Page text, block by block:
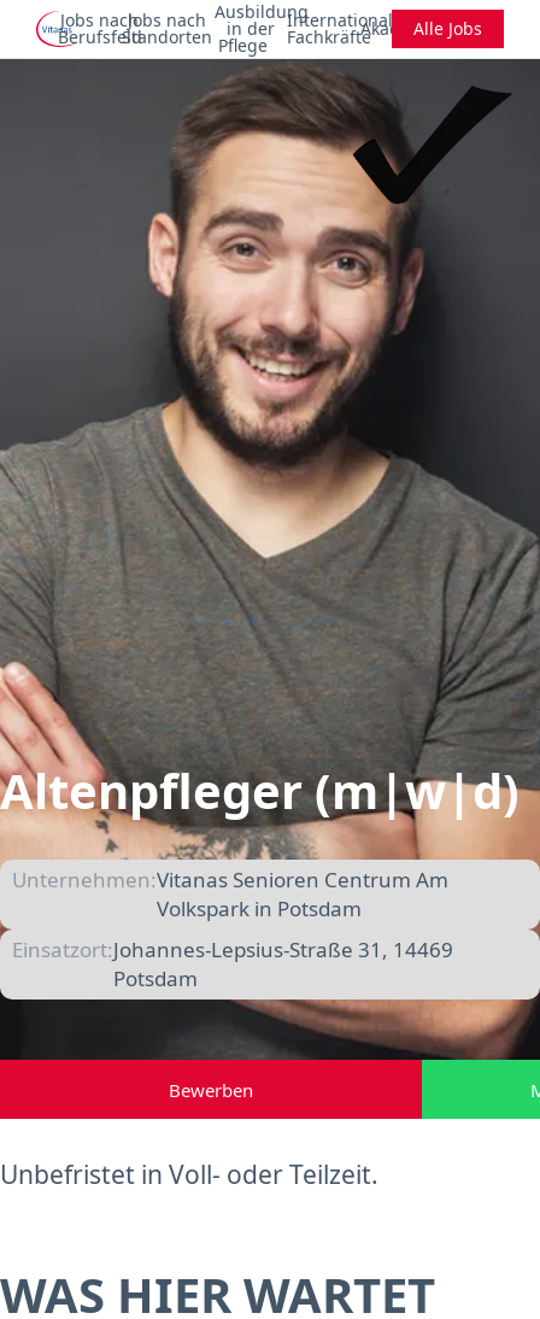
Jobs nach
Berufsfeld
Jobs nach
Standorten
Ausbildung
in der
Pflege
Internationale
FachkräfteAkademieAlle Jobs
Altenpfleger (m|w|d)
Unternehmen:Vitanas Senioren Centrum Am
Volkspark in Potsdam
Einsatzort:Johannes-Lepsius-Straße 31, 14469
Potsdam
Bewerben
Unbefristet in Voll- oder Teilzeit.
WAS HIER WARTET